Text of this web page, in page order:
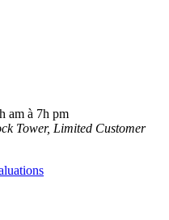
am à 7h pm
Tower, Limited Customer